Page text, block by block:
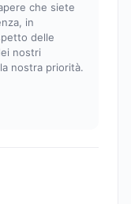
che siete
in
delle
nostri
nostra priorità.